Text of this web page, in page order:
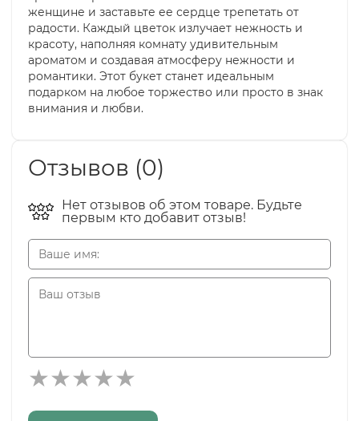
женщине и заставьте ее сердце трепетать от
радости. Каждый цветок излучает нежность и
красоту, наполняя комнату удивительным
ароматом и создавая атмосферу нежности и
романтики. Этот букет станет идеальным
подарком на любое торжество или просто в знак
внимания и любви.
Отзывов (0)
Нет отзывов об этом товаре. Будьте
первым кто добавит отзыв!